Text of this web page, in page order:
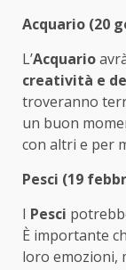
Acquario (20
L’Acquario
creatività e
troveranno
un buon
con altri e per
Pesci (19
I Pesci
È importante
loro emozioni,